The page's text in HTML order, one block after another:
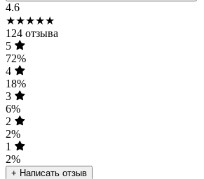
4.6
★★★★★
124 отзыва
5
72%
4
18%
3
6%
2
2%
1
2%
+ Написать отзыв